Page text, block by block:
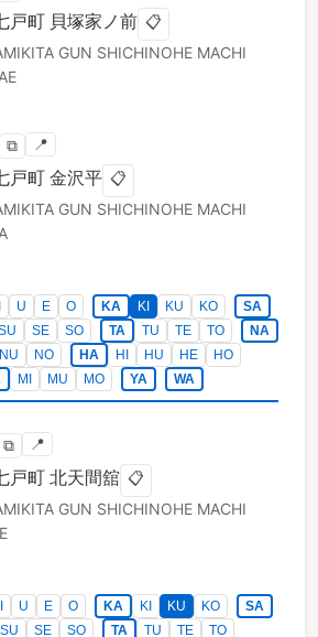
戸町 貝塚家ノ前 📋
GUN SHICHINOHE MACHI
⧉ 📍
戸町 金沢平 📋
GUN SHICHINOHE MACHI
U E O KA KI KU KO
SA
SE SO TA TU TE TO
NA
NU NO HA HI HU HE
HO
MI MU MO YA WA
⧉ 📍
戸町 北天間舘 📋
GUN SHICHINOHE MACHI
U E O KA KI KU KO
SA
SU SE SO TA TU TE TO